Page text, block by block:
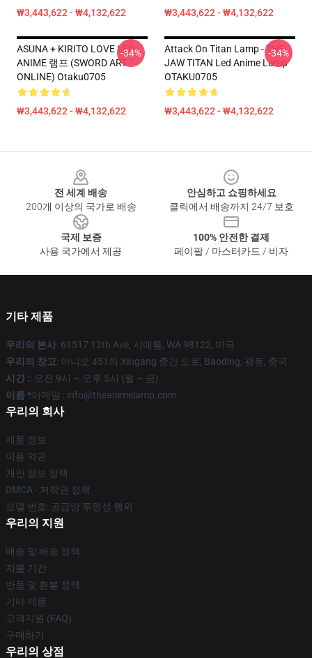
₩3,443,622 - ₩4,132,622 ₩3,443,622 - ₩4,132,622
ASUNA + KIRITO LOVE LED
ANIME 램프 (SWORD ART
ONLINE) Otaku0705
₩3,443,622 - ₩4,132,622
-34%
Attack On Titan Lamp - THE
JAW TITAN Led Anime Lamp
OTAKU0705
₩3,443,622 - ₩4,132,622
-34%
전 세계 배송
200개 이상의 국가로 배송
안심하고 쇼핑하세요
클릭에서 배송까지 24/7 보호
국제 보증
사용 국가에서 제공
100% 안전한 결제
페이팔 / 마스터카드 / 비자
기타 제품
우리의 본사: 61517 12th Ave, 시애틀, WA 98122, 미국
우리의 창고: 아니오 451의 Xingang 중간 도로, Baoding, 광동, 중국
시간 :: 오전 9시 ~ 오후 5시 (월 ~ 금)
이름 *이메일 : info@theanimelamp.com
우리의 회사
제품 정보
이용 약관
개인 정보 정책
DMCA - 저작권 정책
모델 번호: 공급망 투명성 행위
우리의 지원
배송 및 배송 정책
지불 기간
반품 및 환불 정책
기타 제품
고객지원 (FAQ)
구매하기
우리의 상점